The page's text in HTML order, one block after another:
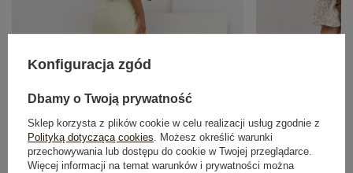
Konfiguracja zgód
Dbamy o Twoją prywatność
Sklep korzysta z plików cookie w celu realizacji usług zgodnie z
Polityką dotyczącą cookies. Możesz określić warunki
przechowywania lub dostępu do cookie w Twojej przeglądarce.
Więcej informacji na temat warunków i prywatności można